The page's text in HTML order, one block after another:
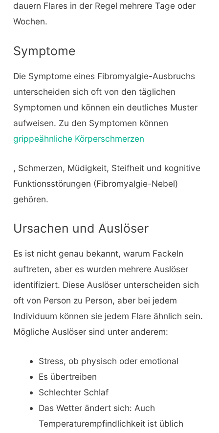
dauern Flares in der Regel mehrere Tage oder
Wochen.
Symptome
Die Symptome eines Fibromyalgie-Ausbruchs
unterscheiden sich oft von den täglichen
Symptomen und können ein deutliches Muster
aufweisen. Zu den Symptomen können
grippeähnliche Körperschmerzen
, Schmerzen, Müdigkeit, Steifheit und kognitive
Funktionsstörungen (Fibromyalgie-Nebel)
gehören.
Ursachen und Auslöser
Es ist nicht genau bekannt, warum Fackeln
auftreten, aber es wurden mehrere Auslöser
identifiziert. Diese Auslöser unterscheiden sich
oft von Person zu Person, aber bei jedem
Individuum können sie jedem Flare ähnlich sein.
Mögliche Auslöser sind unter anderem:
Stress, ob physisch oder emotional
Es übertreiben
Schlechter Schlaf
Das Wetter ändert sich: Auch
Temperaturempfindlichkeit ist üblich